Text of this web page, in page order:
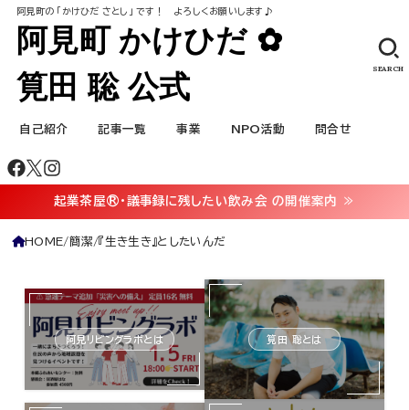
阿見町の ｢かけひだ さとし｣ です！ よろしくお願いします♪
阿見町 かけひだ ✿
筧田 聡 公式
自己紹介 記事一覧 事業 NPO活動 問合せ
SEARCH
起業茶屋®・議事録に残したい飲み会 の開催案内 ≫
HOME 簡潔 『生き生き』としたいんだ
阿見リビングラボとは 筧田 聡とは